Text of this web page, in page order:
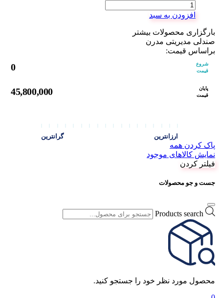
افزودن به سبد
بارگزاری محصولات بیشتر
صندلی مدیریتی مدرن
براساس قیمت:
شروع
قیمت
0
پایان
قیمت
45,800,000
ارزانترین گرانترین
پاک کردن همه
نمایش کالاهای موجود
فیلتر کردن
جست و جو محصولات
Products search
محصول مورد نظر خود را جستجو کنید.